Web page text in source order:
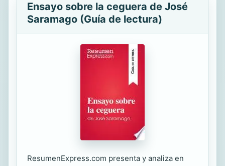
Ensayo sobre la ceguera de José
Saramago (Guía de lectura)
ResumenExpress.com presenta y analiza en